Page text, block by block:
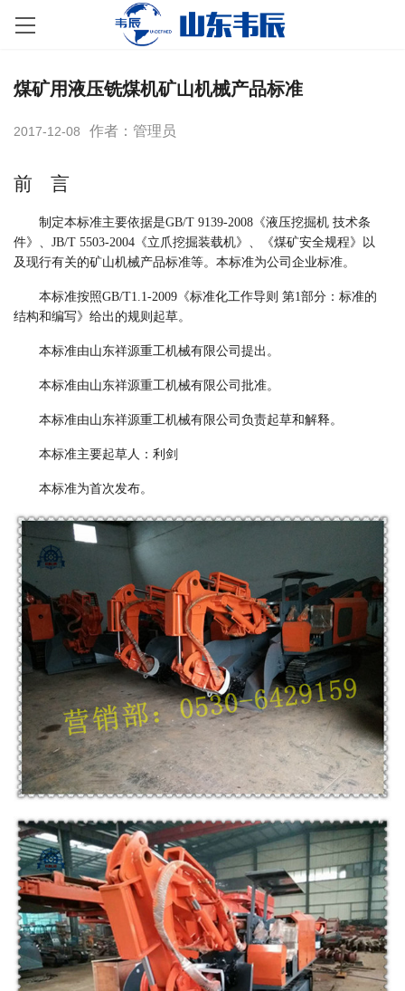
煤矿用液压铣煤机矿山机械产品标准
2017-12-08 作者：管理员
前 言
制定本标准主要依据是GB/T 9139-2008 《液压挖掘机 技术条
件》、 JB/T 5503-2004 《立爪挖掘装载机》、《煤矿安全规程》以
及现行有关的矿山机械产品标准等。本标准为公司企业标准。
本标准按照GB/T1.1-2009 《标准化工作导则 第1部分：标准的
结构和编写》给出的规则起草。
本标准由山东祥源重工机械有限公司 提出。
本标准由山东祥源重工机械有限公司 批准。
本标准由山东祥源重工机械有限公司 负责起草和解释。
本标准主要起草人： 利剑
本标准为首次发布。